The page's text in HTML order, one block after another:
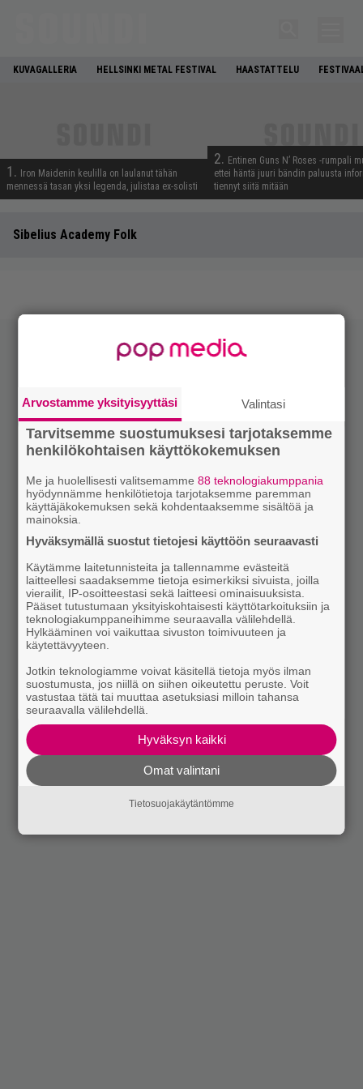
KUVAGALLERIA HELLSINKI METAL FESTIVAL HAASTATTELU
1.
Iron Maidenin keulilla on laulanut tähän
mennessä tasan yksi legenda, julistaa ex-solisti
2. Entinen Guns N’ Roses -rumpali
ettei häntä juuri bändin paluusta
tiennyt siitä mitään
Sibelius Academy Folk
Arvostamme yksityisyyttäsi Valintasi
Tarvitsemme suostumuksesi tarjotaksemme
henkilökohtaisen käyttökokemuksen
Me ja huolellisesti valitsemamme88 teknologiakumppania
hyödynnämme henkilötietoja tarjotaksemme paremman
käyttäjäkokemuksen sekä kohdentaaksemme sisältöä ja
mainoksia.
Hyväksymällä suostut tietojesi käyttöön seuraavasti
Käytämme laitetunnisteita ja tallennamme evästeitä
laitteellesi saadaksemme tietoja esimerkiksi sivuista, joilla
vierailit, IP-osoitteestasi sekä laitteesi ominaisuuksista.
Pääset tutustumaan yksityiskohtaisesti käyttötarkoituksiin ja
teknologiakumppaneihimme seuraavalla välilehdellä.
Hylkääminen voi vaikuttaa sivuston toimivuuteen ja
käytettävyyteen.
Jotkin teknologiamme voivat käsitellä tietoja myös ilman
suostumusta, jos niillä on siihen oikeutettu peruste. Voit
vastustaa tätä tai muuttaa asetuksiasi milloin tahansa
seuraavalla välilehdellä.
Hyväksyn kaikki
Omat valintani
Tietosuojakäytäntömme